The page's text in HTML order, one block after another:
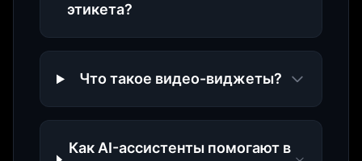
этикета?
Что такое видео-виджеты?
Как AI-ассистенты помогают в